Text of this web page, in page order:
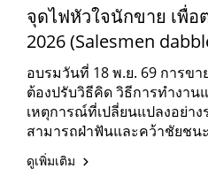
จุดไฟหัวใจนักขาย เพื่
2026 (Salesmen
market 2021) (SA-861)
อบรมวันที่ 18 พ.ย. 69 การข
ต้องปรับวิธีคิด วิธีการทำงา
เหตุการณ์ที่เปลี่ยนแปลงอย่าง
สามารถฝ่าฟันและคว้าชัยชน
สภาวะการณ์ของตลาด
ดูเพิ่มเติม